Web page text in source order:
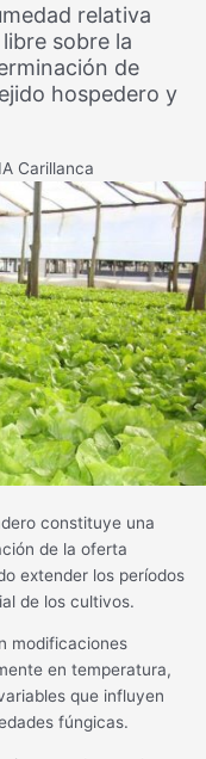
relativa
sobre la
de
hospedero y
Carillanca
constituye una
de la oferta
extender los períodos
de los cultivos.
modificaciones
en temperatura,
que influyen
fúngicas.